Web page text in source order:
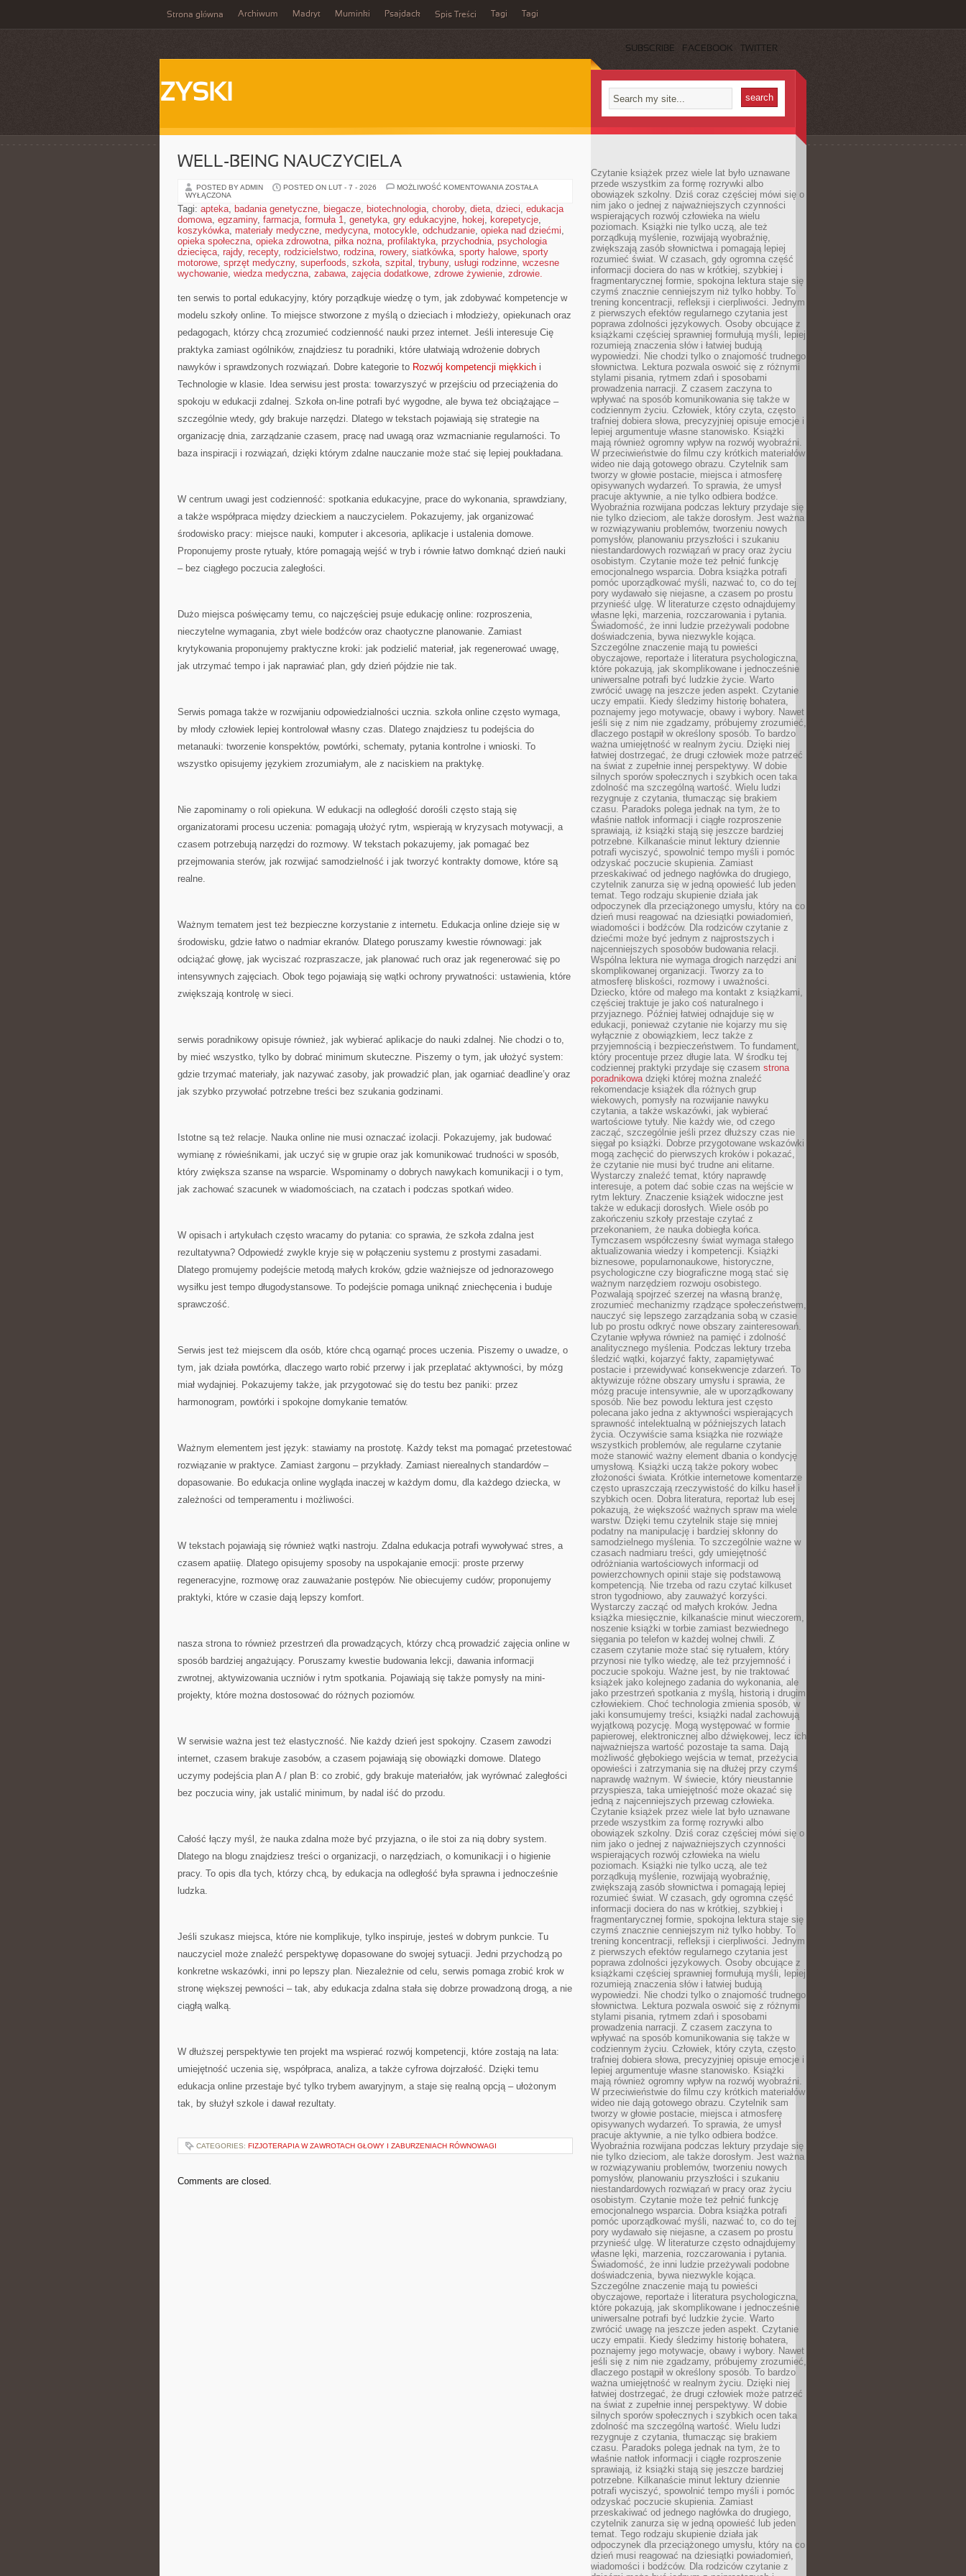
Strona główna Archiwum Madryt Muminki Psajdack Spis Treści Tagi Tagi
SUBSCRIBE FACEBOOK TWITTER
ZYSKI
WELL-BEING NAUCZYCIELA
POSTED BY ADMIN POSTED ON LUT - 7 - 2026 MOŻLIWOŚĆ KOMENTOWANIA WELL-
ZOSTAŁA
WYŁĄCZONA
Tagi: apteka, badania genetyczne, biegacze, biotechnologia, choroby, dieta, dzieci, edukacja
domowa, egzaminy, farmacja, formuła 1, genetyka, gry edukacyjne, hokej, korepetycje,
koszykówka, materiały medyczne, medycyna, motocykle, odchudzanie, opieka nad dziećmi,
opieka społeczna, opieka zdrowotna, piłka nożna, profilaktyka, przychodnia, psychologia
dziecięca, rajdy, recepty, rodzicielstwo, rodzina, rowery, siatkówka, sporty halowe, sporty
motorowe, sprzęt medyczny, superfoods, szkoła, szpital , trybuny, usługi rodzinne, wczesne
wychowanie, wiedza medyczna, zabawa, zajęcia dodatkowe, zdrowe żywienie, zdrowie.
ten serwis to portal edukacyjny, który porządkuje wiedzę o tym, jak zdobywać kompetencje w
modelu szkoły online. To miejsce stworzone z myślą o dzieciach i młodzieży, opiekunach oraz
pedagogach, którzy chcą zrozumieć codzienność nauki przez internet. Jeśli interesuje Cię
praktyka zamiast ogólników, znajdziesz tu poradniki, które ułatwiają wdrożenie dobrych
nawyków i sprawdzonych rozwiązań. Dobre kategorie to Rozwój kompetencji miękkich i
Technologie w klasie. Idea serwisu jest prosta: towarzyszyć w przejściu od przeciążenia do
spokoju w edukacji zdalnej. Szkoła on-line potrafi być wygodne, ale bywa też obciążające –
szczególnie wtedy, gdy brakuje narzędzi. Dlatego w tekstach pojawiają się strategie na
organizację dnia, zarządzanie czasem, pracę nad uwagą oraz wzmacnianie regularności. To
baza inspiracji i rozwiązań, dzięki którym zdalne nauczanie może stać się lepiej poukładana.
W centrum uwagi jest codzienność: spotkania edukacyjne, prace do wykonania, sprawdziany,
a także współpraca między dzieckiem a nauczycielem. Pokazujemy, jak organizować
środowisko pracy: miejsce nauki, komputer i akcesoria, aplikacje i ustalenia domowe.
Proponujemy proste rytuały, które pomagają wejść w tryb i równie łatwo domknąć dzień nauki
– bez ciągłego poczucia zaległości.
Dużo miejsca poświęcamy temu, co najczęściej psuje edukację online: rozproszenia,
nieczytelne wymagania, zbyt wiele bodźców oraz chaotyczne planowanie. Zamiast
krytykowania proponujemy praktyczne kroki: jak podzielić materiał, jak regenerować uwagę,
jak utrzymać tempo i jak naprawiać plan, gdy dzień pójdzie nie tak.
Serwis pomaga także w rozwijaniu odpowiedzialności ucznia. szkoła online często wymaga,
by młody człowiek lepiej kontrolował własny czas. Dlatego znajdziesz tu podejścia do
metanauki: tworzenie konspektów, powtórki, schematy, pytania kontrolne i wnioski. To
wszystko opisujemy językiem zrozumiałym, ale z naciskiem na praktykę.
Nie zapominamy o roli opiekuna. W edukacji na odległość dorośli często stają się
organizatorami procesu uczenia: pomagają ułożyć rytm, wspierają w kryzysach motywacji, a
czasem potrzebują narzędzi do rozmowy. W tekstach pokazujemy, jak pomagać bez
przejmowania sterów, jak rozwijać samodzielność i jak tworzyć kontrakty domowe, które są
realne.
Ważnym tematem jest też bezpieczne korzystanie z internetu. Edukacja online dzieje się w
środowisku, gdzie łatwo o nadmiar ekranów. Dlatego poruszamy kwestie równowagi: jak
odciążać głowę, jak wyciszać rozpraszacze, jak planować ruch oraz jak regenerować się po
intensywnych zajęciach. Obok tego pojawiają się wątki ochrony prywatności: ustawienia, które
zwiększają kontrolę w sieci.
serwis poradnikowy opisuje również, jak wybierać aplikacje do nauki zdalnej. Nie chodzi o to,
by mieć wszystko, tylko by dobrać minimum skuteczne. Piszemy o tym, jak ułożyć system:
gdzie trzymać materiały, jak nazywać zasoby, jak prowadzić plan, jak ogarniać deadline’y oraz
jak szybko przywołać potrzebne treści bez szukania godzinami.
Istotne są też relacje. Nauka online nie musi oznaczać izolacji. Pokazujemy, jak budować
wymianę z rówieśnikami, jak uczyć się w grupie oraz jak komunikować trudności w sposób,
który zwiększa szanse na wsparcie. Wspominamy o dobrych nawykach komunikacji i o tym,
jak zachować szacunek w wiadomościach, na czatach i podczas spotkań wideo.
W opisach i artykułach często wracamy do pytania: co sprawia, że szkoła zdalna jest
rezultatywna? Odpowiedź zwykle kryje się w połączeniu systemu z prostymi zasadami.
Dlatego promujemy podejście metodą małych kroków, gdzie ważniejsze od jednorazowego
wysiłku jest tempo długodystansowe. To podejście pomaga uniknąć zniechęcenia i buduje
sprawczość.
Serwis jest też miejscem dla osób, które chcą ogarnąć proces uczenia. Piszemy o uwadze, o
tym, jak działa powtórka, dlaczego warto robić przerwy i jak przeplatać aktywności, by mózg
miał wydajniej. Pokazujemy także, jak przygotować się do testu bez paniki: przez
harmonogram, powtórki i spokojne domykanie tematów.
Ważnym elementem jest język: stawiamy na prostotę. Każdy tekst ma pomagać przetestować
rozwiązanie w praktyce. Zamiast żargonu – przykłady. Zamiast nierealnych standardów –
dopasowanie. Bo edukacja online wygląda inaczej w każdym domu, dla każdego dziecka, w
zależności od temperamentu i możliwości.
W tekstach pojawiają się również wątki nastroju. Zdalna edukacja potrafi wywoływać stres, a
czasem apatiię. Dlatego opisujemy sposoby na uspokajanie emocji: proste przerwy
regeneracyjne, rozmowę oraz zauważanie postępów. Nie obiecujemy cudów; proponujemy
praktyki, które w czasie dają lepszy komfort.
nasza strona to również przestrzeń dla prowadzących, którzy chcą prowadzić zajęcia online w
sposób bardziej angażujący. Poruszamy kwestie budowania lekcji, dawania informacji
zwrotnej, aktywizowania uczniów i rytm spotkania. Pojawiają się także pomysły na mini-
projekty, które można dostosować do różnych poziomów.
W serwisie ważna jest też elastyczność. Nie każdy dzień jest spokojny. Czasem zawodzi
internet, czasem brakuje zasobów, a czasem pojawiają się obowiązki domowe. Dlatego
uczymy podejścia plan A / plan B: co zrobić, gdy brakuje materiałów, jak wyrównać zaległości
bez poczucia winy, jak ustalić minimum, by nadal iść do przodu.
Całość łączy myśl, że nauka zdalna może być przyjazna, o ile stoi za nią dobry system.
Dlatego na blogu znajdziesz treści o organizacji, o narzędziach, o komunikacji i o higienie
pracy. To opis dla tych, którzy chcą, by edukacja na odległość była sprawna i jednocześnie
ludzka.
Jeśli szukasz miejsca, które nie komplikuje, tylko inspiruje, jesteś w dobrym punkcie. Tu
nauczyciel może znaleźć perspektywę dopasowane do swojej sytuacji. Jedni przychodzą po
konkretne wskazówki, inni po lepszy plan. Niezależnie od celu, serwis pomaga zrobić krok w
stronę większej pewności – tak, aby edukacja zdalna stała się dobrze prowadzoną drogą, a nie
ciągłą walką.
W dłuższej perspektywie ten projekt ma wspierać rozwój kompetencji, które zostają na lata:
umiejętność uczenia się, współpraca, analiza, a także cyfrowa dojrzałość. Dzięki temu
edukacja online przestaje być tylko trybem awaryjnym, a staje się realną opcją – ułożonym
tak, by służył szkole i dawał rezultaty.
CATEGORIES: FIZJOTERAPIA W ZAWROTACH GŁOWY I ZABURZENIACH RÓWNOWAGI
Comments are closed.
Czytanie książek przez wiele lat było uznawane
przede wszystkim za formę rozrywki albo
obowiązek szkolny. Dziś coraz częściej mówi się o
nim jako o jednej z najważniejszych czynności
wspierających rozwój człowieka na wielu
poziomach. Książki nie tylko uczą, ale też
porządkują myślenie, rozwijają wyobraźnię,
zwiększają zasób słownictwa i pomagają lepiej
rozumieć świat. W czasach, gdy ogromna część
informacji dociera do nas w krótkiej, szybkiej i
fragmentarycznej formie, spokojna lektura staje się
czymś znacznie cenniejszym niż tylko hobby. To
trening koncentracji, refleksji i cierpliwości. Jednym
z pierwszych efektów regularnego czytania jest
poprawa zdolności językowych. Osoby obcujące z
książkami częściej sprawniej formułują myśli, lepiej
rozumieją znaczenia słów i łatwiej budują
wypowiedzi. Nie chodzi tylko o znajomość trudnego
słownictwa. Lektura pozwala oswoić się z różnymi
stylami pisania, rytmem zdań i sposobami
prowadzenia narracji. Z czasem zaczyna to
wpływać na sposób komunikowania się także w
codziennym życiu. Człowiek, który czyta, często
trafniej dobiera słowa, precyzyjniej opisuje emocje i
lepiej argumentuje własne stanowisko. Książki
mają również ogromny wpływ na rozwój wyobraźni.
W przeciwieństwie do filmu czy krótkich materiałów
wideo nie dają gotowego obrazu. Czytelnik sam
tworzy w głowie postacie, miejsca i atmosferę
opisywanych wydarzeń. To sprawia, że umysł
pracuje aktywnie, a nie tylko odbiera bodźce.
Wyobraźnia rozwijana podczas lektury przydaje się
nie tylko dzieciom, ale także dorosłym. Jest ważna
w rozwiązywaniu problemów, tworzeniu nowych
pomysłów, planowaniu przyszłości i szukaniu
niestandardowych rozwiązań w pracy oraz życiu
osobistym. Czytanie może też pełnić funkcję
emocjonalnego wsparcia. Dobra książka potrafi
pomóc uporządkować myśli, nazwać to, co do tej
pory wydawało się niejasne, a czasem po prostu
przynieść ulgę. W literaturze często odnajdujemy
własne lęki, marzenia, rozczarowania i pytania.
Świadomość, że inni ludzie przeżywali podobne
doświadczenia, bywa niezwykle kojąca.
Szczególne znaczenie mają tu powieści
obyczajowe, reportaże i literatura psychologiczna,
które pokazują, jak skomplikowane i jednocześnie
uniwersalne potrafi być ludzkie życie. Warto
zwrócić uwagę na jeszcze jeden aspekt. Czytanie
uczy empatii. Kiedy śledzimy historię bohatera,
poznajemy jego motywacje, obawy i wybory. Nawet
jeśli się z nim nie zgadzamy, próbujemy zrozumieć,
dlaczego postąpił w określony sposób. To bardzo
ważna umiejętność w realnym życiu. Dzięki niej
łatwiej dostrzegać, że drugi człowiek może patrzeć
na świat z zupełnie innej perspektywy. W dobie
silnych sporów społecznych i szybkich ocen taka
zdolność ma szczególną wartość. Wielu ludzi
rezygnuje z czytania, tłumacząc się brakiem
czasu. Paradoks polega jednak na tym, że to
właśnie natłok informacji i ciągłe rozproszenie
sprawiają, iż książki stają się jeszcze bardziej
potrzebne. Kilkanaście minut lektury dziennie
potrafi wyciszyć, spowolnić tempo myśli i pomóc
odzyskać poczucie skupienia. Zamiast
przeskakiwać od jednego nagłówka do drugiego,
czytelnik zanurza się w jedną opowieść lub jeden
temat. Tego rodzaju skupienie działa jak
odpoczynek dla przeciążonego umysłu, który na co
dzień musi reagować na dziesiątki powiadomień,
wiadomości i bodźców. Dla rodziców czytanie z
dziećmi może być jednym z najprostszych i
najcenniejszych sposobów budowania relacji.
Wspólna lektura nie wymaga drogich narzędzi ani
skomplikowanej organizacji. Tworzy za to
atmosferę bliskości, rozmowy i uważności.
Dziecko, które od małego ma kontakt z książkami,
częściej traktuje je jako coś naturalnego i
przyjaznego. Później łatwiej odnajduje się w
edukacji, ponieważ czytanie nie kojarzy mu się
wyłącznie z obowiązkiem, lecz także z
przyjemnością i bezpieczeństwem. To fundament,
który procentuje przez długie lata. W środku tej
codziennej praktyki przydaje się czasem strona
poradnikowadzięki której można znaleźć
rekomendacje książek dla różnych grup
wiekowych, pomysły na rozwijanie nawyku
czytania, a także wskazówki, jak wybierać
wartościowe tytuły. Nie każdy wie, od czego
zacząć, szczególnie jeśli przez dłuższy czas nie
sięgał po książki. Dobrze przygotowane wskazówki
mogą zachęcić do pierwszych kroków i pokazać,
że czytanie nie musi być trudne ani elitarne.
Wystarczy znaleźć temat, który naprawdę
interesuje, a potem dać sobie czas na wejście w
rytm lektury. Znaczenie książek widoczne jest
także w edukacji dorosłych. Wiele osób po
zakończeniu szkoły przestaje czytać z
przekonaniem, że nauka dobiegła końca.
Tymczasem współczesny świat wymaga stałego
aktualizowania wiedzy i kompetencji. Książki
biznesowe, popularnonaukowe, historyczne,
psychologiczne czy biograficzne mogą stać się
ważnym narzędziem rozwoju osobistego.
Pozwalają spojrzeć szerzej na własną branżę,
zrozumieć mechanizmy rządzące społeczeństwem,
nauczyć się lepszego zarządzania sobą w czasie
lub po prostu odkryć nowe obszary zainteresowań.
Czytanie wpływa również na pamięć i zdolność
analitycznego myślenia. Podczas lektury trzeba
śledzić wątki, kojarzyć fakty, zapamiętywać
postacie i przewidywać konsekwencje zdarzeń. To
aktywizuje różne obszary umysłu i sprawia, że
mózg pracuje intensywnie, ale w uporządkowany
sposób. Nie bez powodu lektura jest często
polecana jako jedna z aktywności wspierających
sprawność intelektualną w późniejszych latach
życia. Oczywiście sama książka nie rozwiąże
wszystkich problemów, ale regularne czytanie
może stanowić ważny element dbania o kondycję
umysłową. Książki uczą także pokory wobec
złożoności świata. Krótkie internetowe komentarze
często upraszczają rzeczywistość do kilku haseł i
szybkich ocen. Dobra literatura, reportaż lub esej
pokazują, że większość ważnych spraw ma wiele
warstw. Dzięki temu czytelnik staje się mniej
podatny na manipulację i bardziej skłonny do
samodzielnego myślenia. To szczególnie ważne w
czasach nadmiaru treści, gdy umiejętność
odróżniania wartościowych informacji od
powierzchownych opinii staje się podstawową
kompetencją. Nie trzeba od razu czytać kilkuset
stron tygodniowo, aby zauważyć korzyści.
Wystarczy zacząć od małych kroków. Jedna
książka miesięcznie, kilkanaście minut wieczorem,
noszenie książki w torbie zamiast bezwiednego
sięgania po telefon w każdej wolnej chwili. Z
czasem czytanie może stać się rytuałem, który
przynosi nie tylko wiedzę, ale też przyjemność i
poczucie spokoju. Ważne jest, by nie traktować
książek jako kolejnego zadania do wykonania, ale
jako przestrzeń spotkania z myślą, historią i drugim
człowiekiem. Choć technologia zmienia sposób, w
jaki konsumujemy treści, książki nadal zachowują
wyjątkową pozycję. Mogą występować w formie
papierowej, elektronicznej albo dźwiękowej, lecz ich
najważniejsza wartość pozostaje ta sama. Dają
możliwość głębokiego wejścia w temat, przeżycia
opowieści i zatrzymania się na dłużej przy czymś
naprawdę ważnym. W świecie, który nieustannie
przyspiesza, taka umiejętność może okazać się
jedną z najcenniejszych przewag człowieka.
Czytanie książek przez wiele lat było uznawane
przede wszystkim za formę rozrywki albo
obowiązek szkolny. Dziś coraz częściej mówi się o
nim jako o jednej z najważniejszych czynności
wspierających rozwój człowieka na wielu
poziomach. Książki nie tylko uczą, ale też
porządkują myślenie, rozwijają wyobraźnię,
zwiększają zasób słownictwa i pomagają lepiej
rozumieć świat. W czasach, gdy ogromna część
informacji dociera do nas w krótkiej, szybkiej i
fragmentarycznej formie, spokojna lektura staje się
czymś znacznie cenniejszym niż tylko hobby. To
trening koncentracji, refleksji i cierpliwości. Jednym
z pierwszych efektów regularnego czytania jest
poprawa zdolności językowych. Osoby obcujące z
książkami częściej sprawniej formułują myśli, lepiej
rozumieją znaczenia słów i łatwiej budują
wypowiedzi. Nie chodzi tylko o znajomość trudnego
słownictwa. Lektura pozwala oswoić się z różnymi
stylami pisania, rytmem zdań i sposobami
prowadzenia narracji. Z czasem zaczyna to
wpływać na sposób komunikowania się także w
codziennym życiu. Człowiek, który czyta, często
trafniej dobiera słowa, precyzyjniej opisuje emocje i
lepiej argumentuje własne stanowisko. Książki
mają również ogromny wpływ na rozwój wyobraźni.
W przeciwieństwie do filmu czy krótkich materiałów
wideo nie dają gotowego obrazu. Czytelnik sam
tworzy w głowie postacie, miejsca i atmosferę
opisywanych wydarzeń. To sprawia, że umysł
pracuje aktywnie, a nie tylko odbiera bodźce.
Wyobraźnia rozwijana podczas lektury przydaje się
nie tylko dzieciom, ale także dorosłym. Jest ważna
w rozwiązywaniu problemów, tworzeniu nowych
pomysłów, planowaniu przyszłości i szukaniu
niestandardowych rozwiązań w pracy oraz życiu
osobistym. Czytanie może też pełnić funkcję
emocjonalnego wsparcia. Dobra książka potrafi
pomóc uporządkować myśli, nazwać to, co do tej
pory wydawało się niejasne, a czasem po prostu
przynieść ulgę. W literaturze często odnajdujemy
własne lęki, marzenia, rozczarowania i pytania.
Świadomość, że inni ludzie przeżywali podobne
doświadczenia, bywa niezwykle kojąca.
Szczególne znaczenie mają tu powieści
obyczajowe, reportaże i literatura psychologiczna,
które pokazują, jak skomplikowane i jednocześnie
uniwersalne potrafi być ludzkie życie. Warto
zwrócić uwagę na jeszcze jeden aspekt. Czytanie
uczy empatii. Kiedy śledzimy historię bohatera,
poznajemy jego motywacje, obawy i wybory. Nawet
jeśli się z nim nie zgadzamy, próbujemy zrozumieć,
dlaczego postąpił w określony sposób. To bardzo
ważna umiejętność w realnym życiu. Dzięki niej
łatwiej dostrzegać, że drugi człowiek może patrzeć
na świat z zupełnie innej perspektywy. W dobie
silnych sporów społecznych i szybkich ocen taka
zdolność ma szczególną wartość. Wielu ludzi
rezygnuje z czytania, tłumacząc się brakiem
czasu. Paradoks polega jednak na tym, że to
właśnie natłok informacji i ciągłe rozproszenie
sprawiają, iż książki stają się jeszcze bardziej
potrzebne. Kilkanaście minut lektury dziennie
potrafi wyciszyć, spowolnić tempo myśli i pomóc
odzyskać poczucie skupienia. Zamiast
przeskakiwać od jednego nagłówka do drugiego,
czytelnik zanurza się w jedną opowieść lub jeden
temat. Tego rodzaju skupienie działa jak
odpoczynek dla przeciążonego umysłu, który na co
dzień musi reagować na dziesiątki powiadomień,
wiadomości i bodźców. Dla rodziców czytanie z